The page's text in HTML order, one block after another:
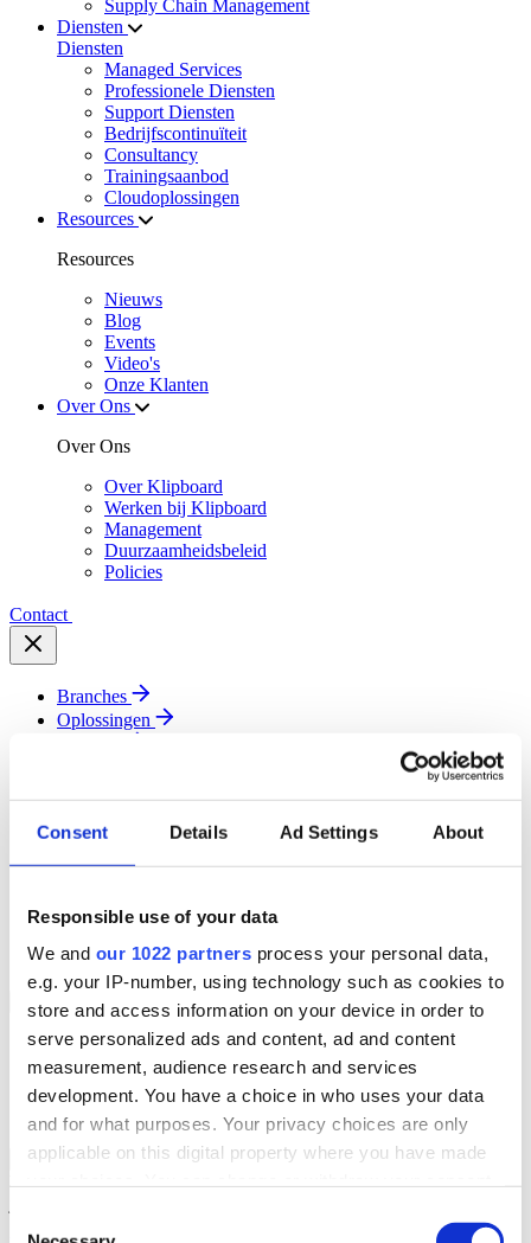
Consent Details Ad Settings About
Responsible use of your data
We and our 1022 partners process your personal data,
e.g. your IP-number, using technology such as cookies to
store and access information on your device in order to
serve personalized ads and content, ad and content
measurement, audience research and services
development. You have a choice in who uses your data
and for what purposes. Your privacy choices are only
applicable on this digital property where you have made
the Privacy trigger icon.
Consent
Supply Chain Management
Diensten
Diensten
Managed Services
Professionele Diensten
Support Diensten
Bedrijfscontinuïteit
Consultancy
Trainingsaanbod
Cloudoplossingen
Resources
Resources
Nieuws
Blog
Events
Video's
Onze Klanten
Over Ons
Over Ons
Over Klipboard
Werken bij Klipboard
Management
Duurzaamheidsbeleid
Policies
Contact
Branches
Oplossingen
Region
Klantenportaal
Contact
Back to Menu Branches
Groothandel
Automotive
Verhuur
Field Service
Back to Branches
Groothandel Overzicht
Vergroot je ordercapaciteit en verhoog de klanttevredenheid terwijl